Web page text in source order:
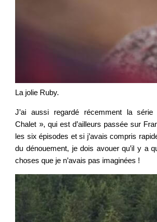
La jolie Ruby.
J’ai aussi regardé récemment la
Chalet », qui est d’ailleurs passée sur
les six épisodes et si j’avais compris
du dénouement, je dois avouer qu’il y a
choses que je n’avais pas imaginées !